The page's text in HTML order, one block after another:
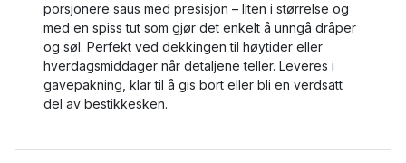
porsjonere saus med presisjon – liten i størrelse og
med en spiss tut som gjør det enkelt å unngå dråper
og søl. Perfekt ved dekkingen til høytider eller
hverdagsmiddager når detaljene teller. Leveres i
gavepakning, klar til å gis bort eller bli en verdsatt
del av bestikkesken.